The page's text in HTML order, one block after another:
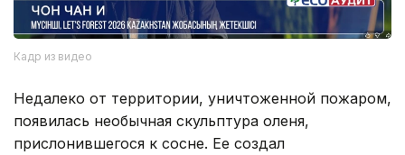
Кадр из видео
Недалеко от территории, уничтоженной пожаром,
появилась необычная скульптура оленя,
прислонившегося к сосне. Ее создал